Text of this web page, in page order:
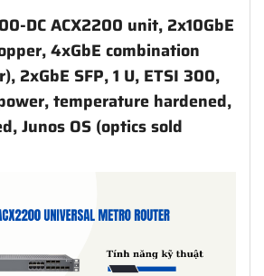
DC ACX2200 unit, 2x10GbE
4xGbE combination
2xGbE SFP, 1 U, ETSI 300,
temperature hardened,
Junos OS (optics sold